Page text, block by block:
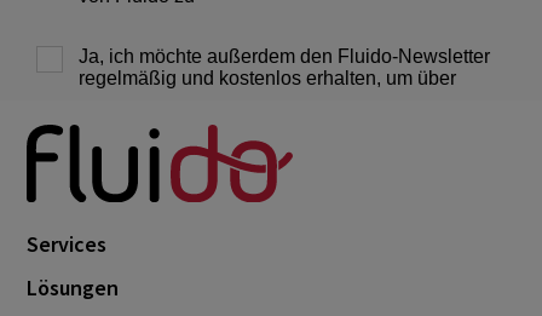
Services
Lösungen